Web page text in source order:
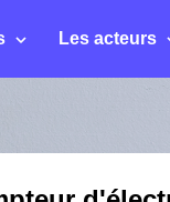
Les acteurs